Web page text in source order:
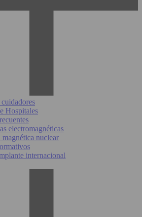
Hospitales
electromagnéticas
magnética nuclear
internacional